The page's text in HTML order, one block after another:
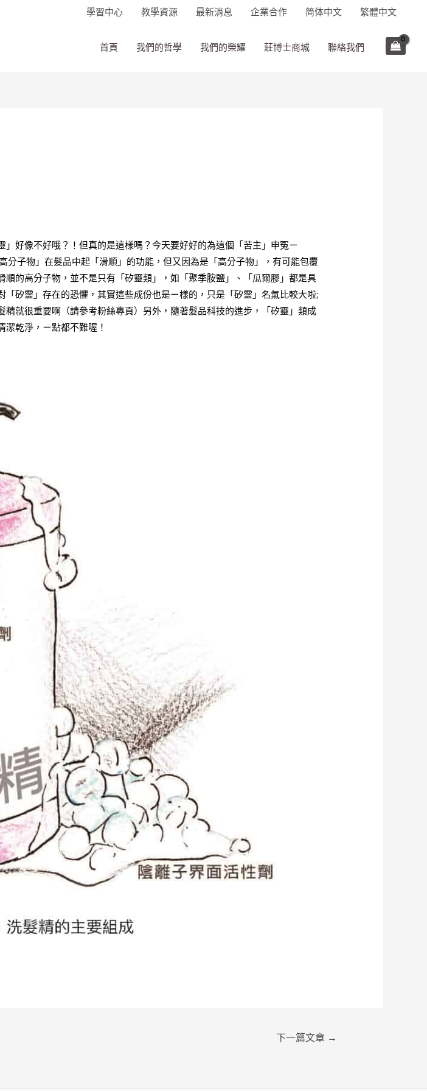
學習中心 教學資源 最新消息 企業合作 简体中文 繁體中文
首頁 我們的哲學 我們的榮耀 莊博士商城 聯絡我們
好像不好哦？！但真的是這樣嗎？今天要好好的為這個「苦主」申冤ㄧ
子物」在髮品中起「滑順」的功能，但又因為是「高分子物」，有可能包覆
的高分子物，並不是只有「矽靈類」，如「聚季胺鹽」、「瓜爾膠」都是具
矽靈」存在的恐懼，其實這些成份也是ㄧ樣的，只是「矽靈」名氣比較大啦;
就很重要啊（請參考粉絲專頁）另外，隨著髮品科技的進步，「矽靈」類成
乾淨，ㄧ點都不難喔！
下一篇文章 →